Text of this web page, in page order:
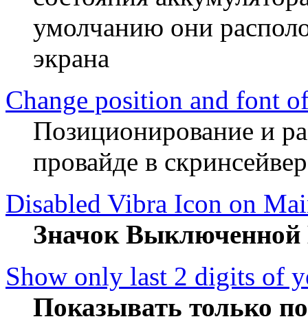
умолчанию они
экрана
Change position and font
Позиционирование и
провайде в
Disabled Vibra Icon on
Значок
Show only last 2 digits of
Показывать только